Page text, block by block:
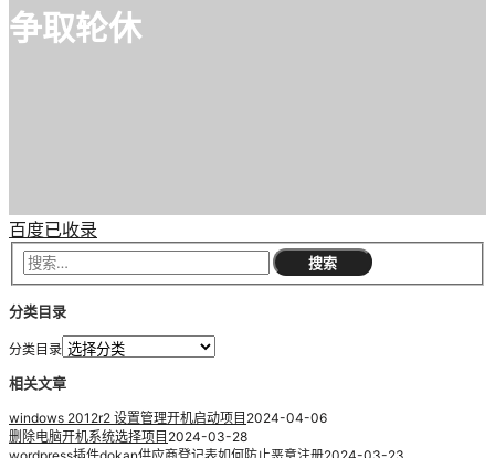
争取轮休
百度已收录
分类目录
分类目录
相关文章
windows 2012r2 设置管理开机启动项目 2024-04-06
删除电脑开机系统选择项目 2024-03-28